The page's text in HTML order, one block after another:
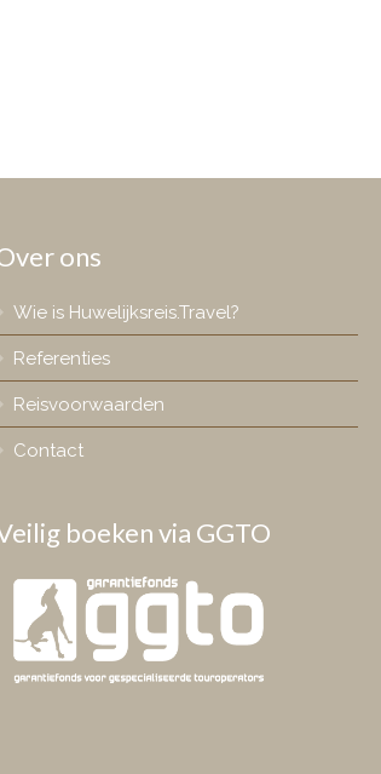
ons
Wie is Huwelijksreis.Travel?
Referenties
Reisvoorwaarden
Contact
boeken via GGTO